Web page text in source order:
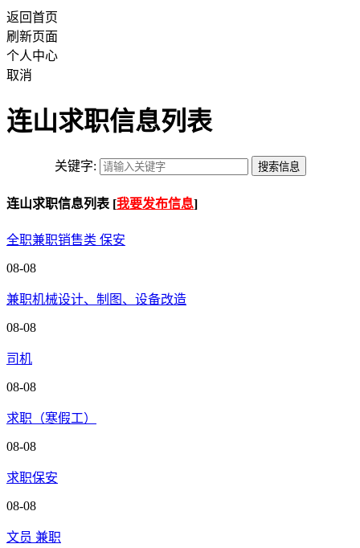
返回首页
刷新页面
个人中心
取消
连山求职信息列表
关键字:
连山求职信息列表 [我要发布信息]
全职兼职销售类 保安
08-08
兼职机械设计、制图、设备改造
08-08
司机
08-08
求职（寒假工）
08-08
求职保安
08-08
文员 兼职